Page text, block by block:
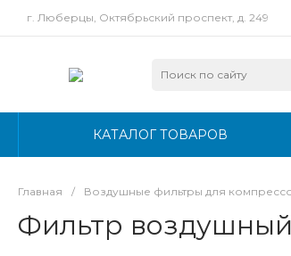
г. Люберцы, Октябрьский проспект, д. 249
КАТАЛОГ ТОВАРОВ
Главная / Воздушные фильтры для
Фильтр воздушный